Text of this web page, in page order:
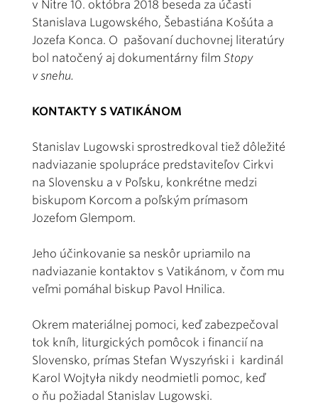
v Nitre 10. októbra 2018 beseda za účasti
Stanislava Lugowského, Šebastiána Košúta a
Jozefa Konca. O pašovaní duchovnej literatúry
bol natočený aj dokumentárny film Stopy
v snehu.
KONTAKTY S VATIKÁNOM
Stanislav Lugowski sprostredkoval tiež dôležité
nadviazanie spolupráce predstaviteľov Cirkvi
na Slovensku a v Poľsku, konkrétne medzi
biskupom Korcom a poľským prímasom
Jozefom Glempom.
Jeho účinkovanie sa neskôr upriamilo na
nadviazanie kontaktov s Vatikánom, v čom mu
veľmi pomáhal biskup Pavol Hnilica.
Okrem materiálnej pomoci, keď zabezpečoval
tok kníh, liturgických pomôcok i financií na
Slovensko, prímas Stefan Wyszyński i kardinál
Karol Wojtyła nikdy neodmietli pomoc, keď
o ňu požiadal Stanislav Lugowski.